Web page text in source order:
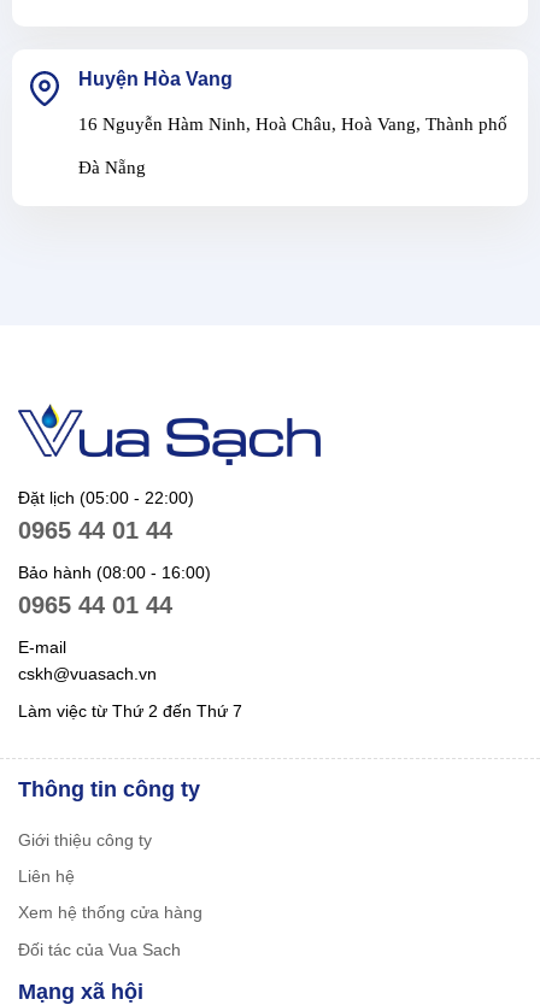
Huyện Hòa Vang
16 Nguyễn Hàm Ninh, Hoà Châu, Hoà Vang, Thành phố
Đà Nẵng
Đặt lịch (05:00 - 22:00)
0965 44 01 44
Bảo hành (08:00 - 16:00)
0965 44 01 44
E-mail
cskh@vuasach.vn
Làm việc từ Thứ 2 đến Thứ 7
Thông tin công ty
Giới thiệu công ty
Liên hệ
Xem hệ thống cửa hàng
Đối tác của Vua Sach
Mạng xã hội